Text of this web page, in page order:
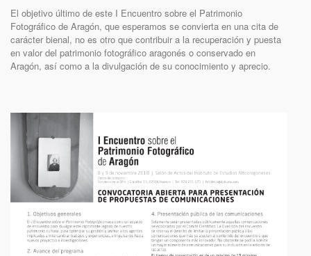
El objetivo último de este I Encuentro sobre el Patrimonio
Fotográfico de Aragón, que esperamos se convierta en una cita de
carácter bienal, no es otro que contribuir a la recuperación y puesta
en valor del patrimonio fotográfico aragonés o conservado en
Aragón, así como a la divulgación de su conocimiento y aprecio.